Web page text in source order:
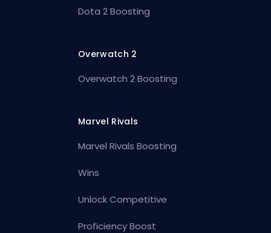
Dota 2 Boosting
Overwatch 2
Overwatch 2 Boosting
Marvel Rivals
Marvel Rivals Boosting
Wins
Unlock Competitive
Proficiency Boost